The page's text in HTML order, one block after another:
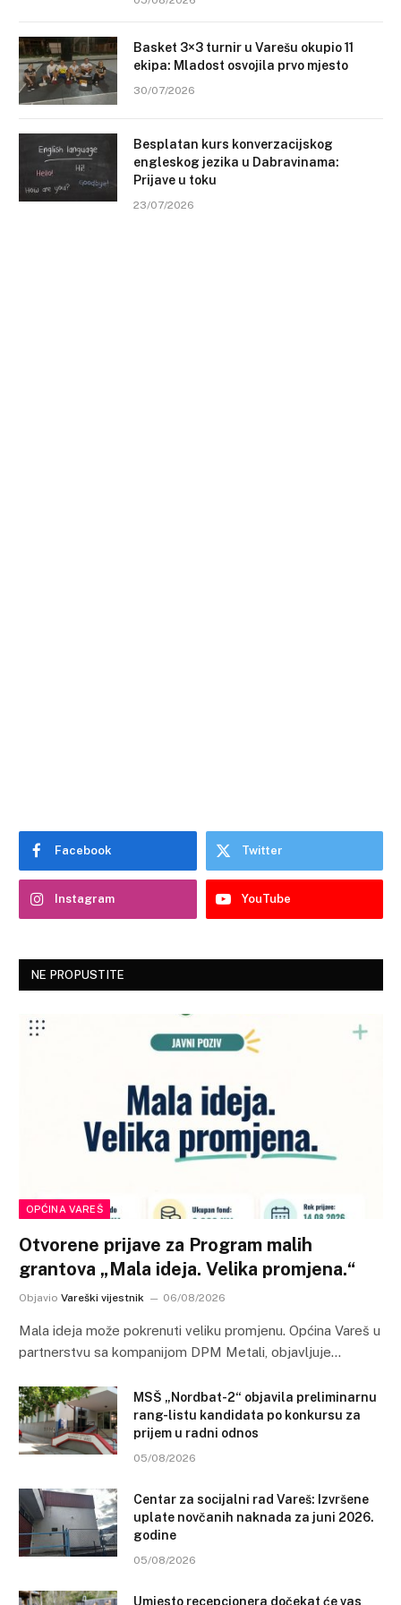
Basket 3×3 turnir u Varešu okupio 11
ekipa: Mladost osvojila prvo mjesto
30/07/2026
Besplatan kurs konverzacijskog
engleskog jezika u Dabravinama:
Prijave u toku
23/07/2026
Facebook Twitter
Instagram YouTube
NE PROPUSTITE
OPĆINA VAREŠ
Otvorene prijave za Program malih
grantova „Mala ideja. Velika promjena.“
Objavio Vareški vijestnik 06/08/2026
Mala ideja može pokrenuti veliku promjenu. Općina Vareš u
partnerstvu sa kompanijom DPM Metali, objavljuje…
MSŠ „Nordbat-2“ objavila preliminarnu
rang-listu kandidata po konkursu za
prijem u radni odnos
05/08/2026
Centar za socijalni rad Vareš: Izvršene
uplate novčanih naknada za juni 2026.
godine
05/08/2026
Umjesto recepcionera dočekat će vas